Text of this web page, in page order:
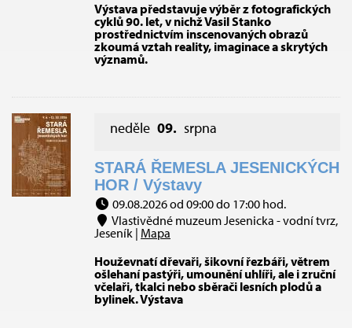
Výstava představuje výběr z fotografických
cyklů 90. let, v nichž Vasil Stanko
prostřednictvím inscenovaných obrazů
zkoumá vztah reality, imaginace a skrytých
významů.
neděle 09. srpna
STARÁ ŘEMESLA JESENICKÝCH
HOR / Výstavy
09.08.2026 od 09:00 do 17:00 hod.
Vlastivědné muzeum Jesenicka - vodní tvrz,
Jeseník | Mapa
Houževnatí dřevaři, šikovní řezbáři, větrem
ošlehaní pastýři, umounění uhlíři, ale i zruční
včelaři, tkalci nebo sběrači lesních plodů a
bylinek. Výstava